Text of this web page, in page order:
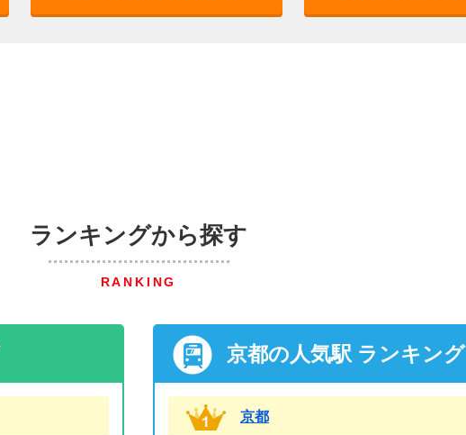
ランキングから探す
RANKING
京都の人気駅 ランキング
京都